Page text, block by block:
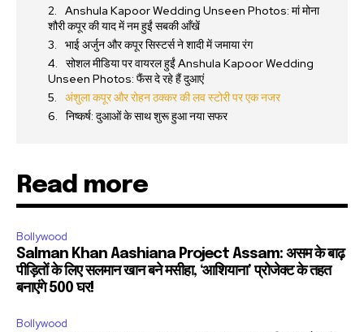
Anshula Kapoor Wedding Unseen Photos: मां मोना
शौरी कपूर की याद में नम हुईं सबकी आँखें
भाई अर्जुन और कपूर सिस्टर्स ने शादी में जमाया रंग
सोशल मीडिया पर वायरल हुईं Anshula Kapoor Wedding
Unseen Photos: फैंस दे रहे हैं दुआएं
अंशुला कपूर और रोहन ठक्कर की लव स्टोरी पर एक नजर
निष्कर्ष: दुआओं के साथ शुरू हुआ नया सफर
Read more
Bollywood
Salman Khan Aashiana Project Assam: असम के बाढ़
पीड़ितों के लिए सलमान खान बने मसीहा, ‘आशियाना’ प्रोजेक्ट के तहत
बनाएंगे 500 घर!
Bollywood